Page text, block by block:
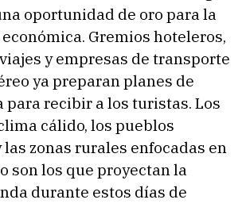
oportunidad de oro para la
Gremios hoteleros,
y empresas de transporte
ya preparan planes de
para recibir a los turistas. Los
cálido, los pueblos
zonas rurales enfocadas en
son los que proyectan la
durante estos días de